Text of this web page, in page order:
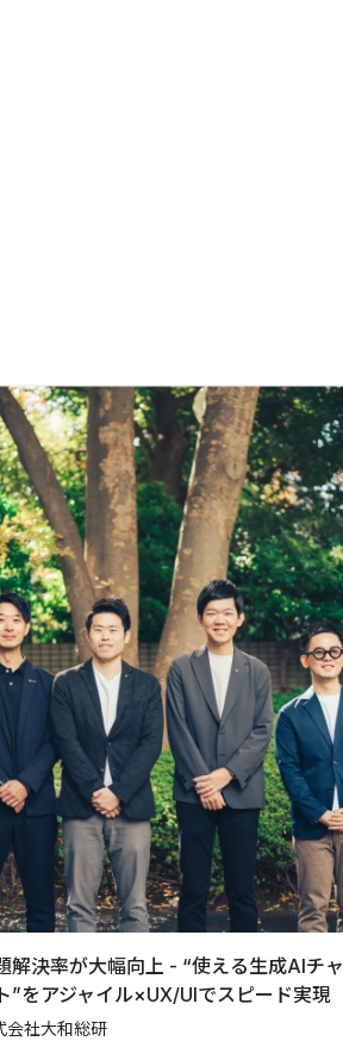
解決率が大幅向上 - “使える生成AIチャ
”をアジャイル×UX/UIでスピード実現
会社大和総研